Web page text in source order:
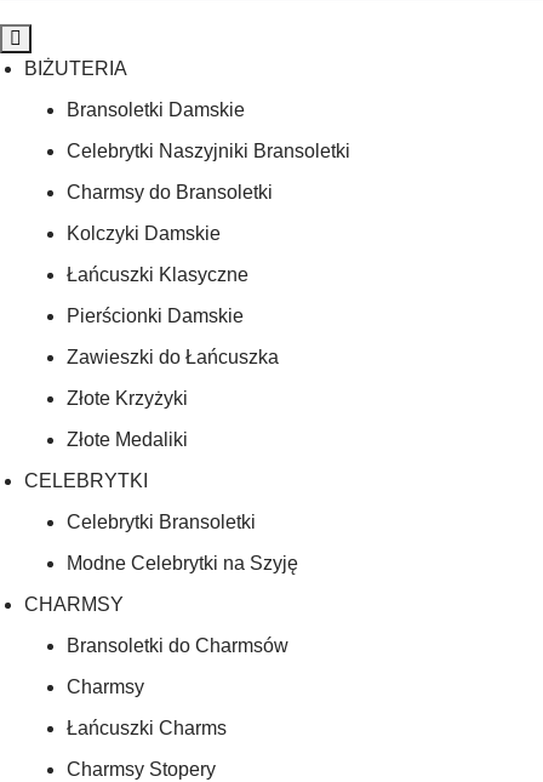
BIŻUTERIA
Bransoletki Damskie
Celebrytki Naszyjniki Bransoletki
Charmsy do Bransoletki
Kolczyki Damskie
Łańcuszki Klasyczne
Pierścionki Damskie
Zawieszki do Łańcuszka
Złote Krzyżyki
Złote Medaliki
CELEBRYTKI
Celebrytki Bransoletki
Modne Celebrytki na Szyję
CHARMSY
Bransoletki do Charmsów
Charmsy
Łańcuszki Charms
Charmsy Stopery